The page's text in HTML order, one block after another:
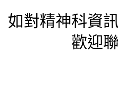
如對精神科資
歡迎